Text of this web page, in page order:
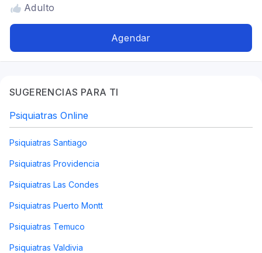
Adulto
Agendar
SUGERENCIAS PARA TI
Psiquiatras Online
Psiquiatras Santiago
Psiquiatras Providencia
Psiquiatras Las Condes
Psiquiatras Puerto Montt
Psiquiatras Temuco
Psiquiatras Valdivia